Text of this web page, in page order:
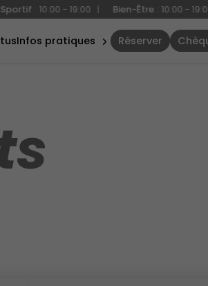
- 19:00 | Bien-Être :10:00 - 19:00 |
infos pratiques
accès &
règles
réserver